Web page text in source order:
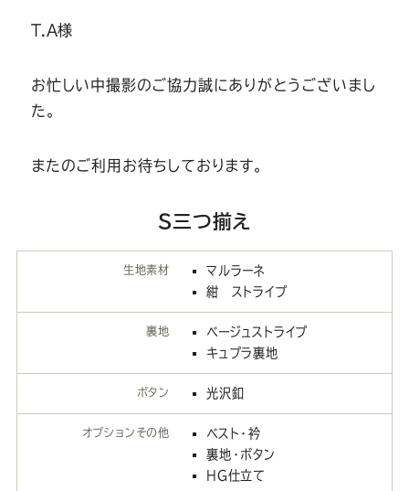
T.A様
お忙しい中撮影のご協力誠にありがとうございまし
た。
またのご利用お待ちしております。
S三つ揃え
生地素材
マルラーネ
紺 ストライプ
裏地
ベージュストライプ
キュプラ裏地
ボタン 光沢釦
オプションその他
ベスト・衿
裏地・ボタン
HG仕立て